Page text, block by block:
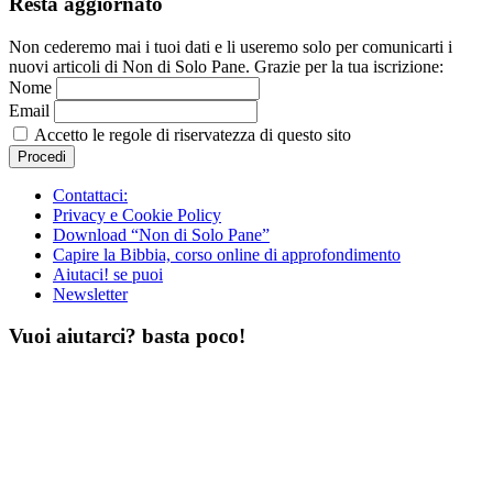
Non cederemo mai i tuoi dati e li useremo solo per comunicarti i
nuovi articoli di Non di Solo Pane. Grazie per la tua iscrizione:
Nome
Email
Accetto le regole di riservatezza di questo sito
Contattaci:
Privacy e Cookie Policy
Download “Non di Solo Pane”
Capire la Bibbia, corso online di approfondimento
Aiutaci! se puoi
Newsletter
Vuoi aiutarci? basta poco!